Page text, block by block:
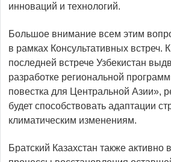
инноваций и технологий.
Большое внимание всем этим
в рамках Консультативных встреч.
последней встрече Узбекистан
разработке региональной
повестка для Центральной Азии»,
будет способствовать адаптации
климатическим изменениям.
Братский Казахстан также активно